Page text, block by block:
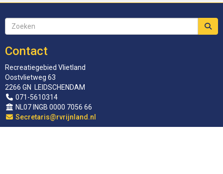
Contact
Recreatiegebied Vlietland
Oostvlietweg 63
2266 GN LEIDSCHENDAM
071-5610314
NL07 INGB 0000 7056 66
siraterceS@rvrijnland.nl